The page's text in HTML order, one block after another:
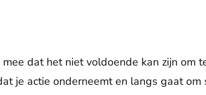
dat het niet voldoende kan zijn om
je actie onderneemt en langs gaat om